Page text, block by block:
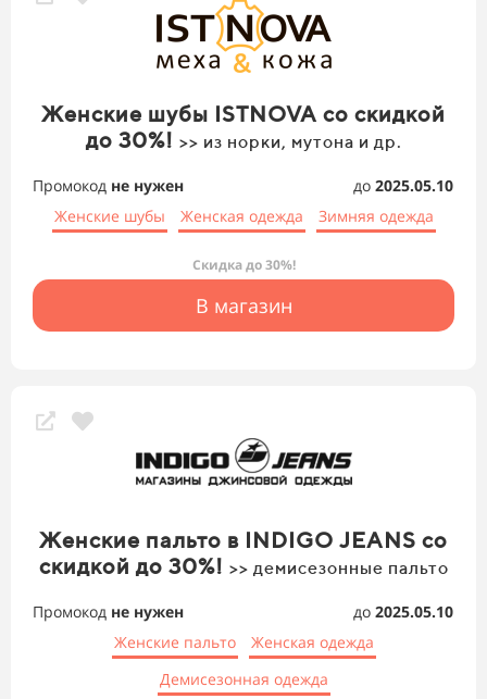
Женские шубы ISTNOVA со скидкой
до 30%! >> из норки, мутона и др.
Промокод не нужен до 2025.05.10
Женские шубы
Женская одежда Зимняя одежда
Скидка до 30%!
В магазин
Женские пальто в INDIGO JEANS со
скидкой до 30%! >> демисезонные пальто
Промокод не нужен до 2025.05.10
Женские пальто
Женская одежда
Демисезонная одежда